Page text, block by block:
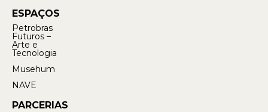
ESPAÇOS
Petrobras
Futuros –
Arte e
Tecnologia
Musehum
NAVE
PARCERIAS